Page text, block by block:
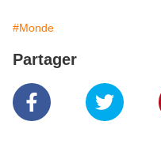
#Monde
Partager